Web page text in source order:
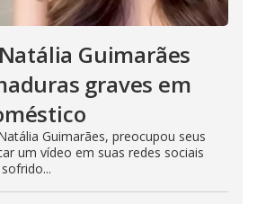
Guimarães
graves em
Guimarães, preocupou seus
um vídeo em suas redes sociais